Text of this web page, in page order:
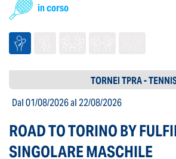
in corso
TORNEI TPRA -
Dal 01/08/2026al 22/08/2026
ROAD TO TORINO BY
SINGOLARE MASCHILE